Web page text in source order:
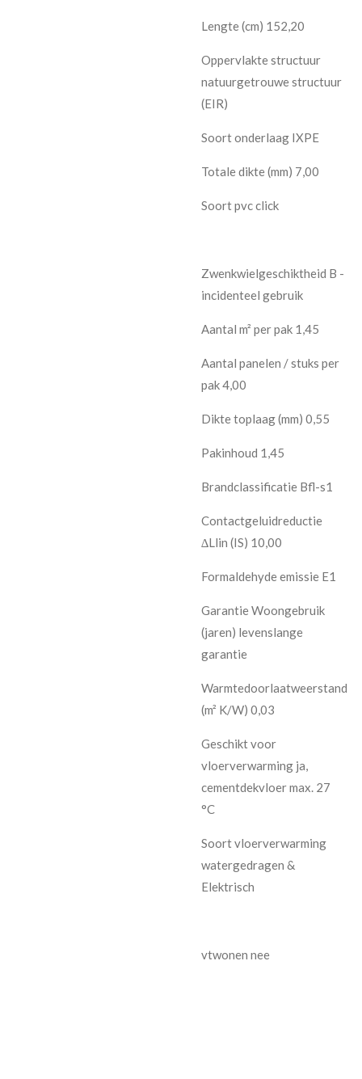
Lengte (cm) 152,20
Oppervlakte structuur
natuurgetrouwe structuur
(EIR)
Soort onderlaag IXPE
Totale dikte (mm) 7,00
Soort pvc click
Zwenkwielgeschiktheid B -
incidenteel gebruik
Aantal m² per pak 1,45
Aantal panelen / stuks per
pak 4,00
Dikte toplaag (mm) 0,55
Pakinhoud 1,45
Brandclassificatie Bfl-s1
Contactgeluidreductie
∆Llin (IS) 10,00
Formaldehyde emissie E1
Garantie Woongebruik
(jaren) levenslange
garantie
Warmtedoorlaatweerstand
(m² K/W) 0,03
Geschikt voor
vloerverwarming ja,
cementdekvloer max. 27
°C
Soort vloerverwarming
watergedragen &
Elektrisch
vtwonen nee